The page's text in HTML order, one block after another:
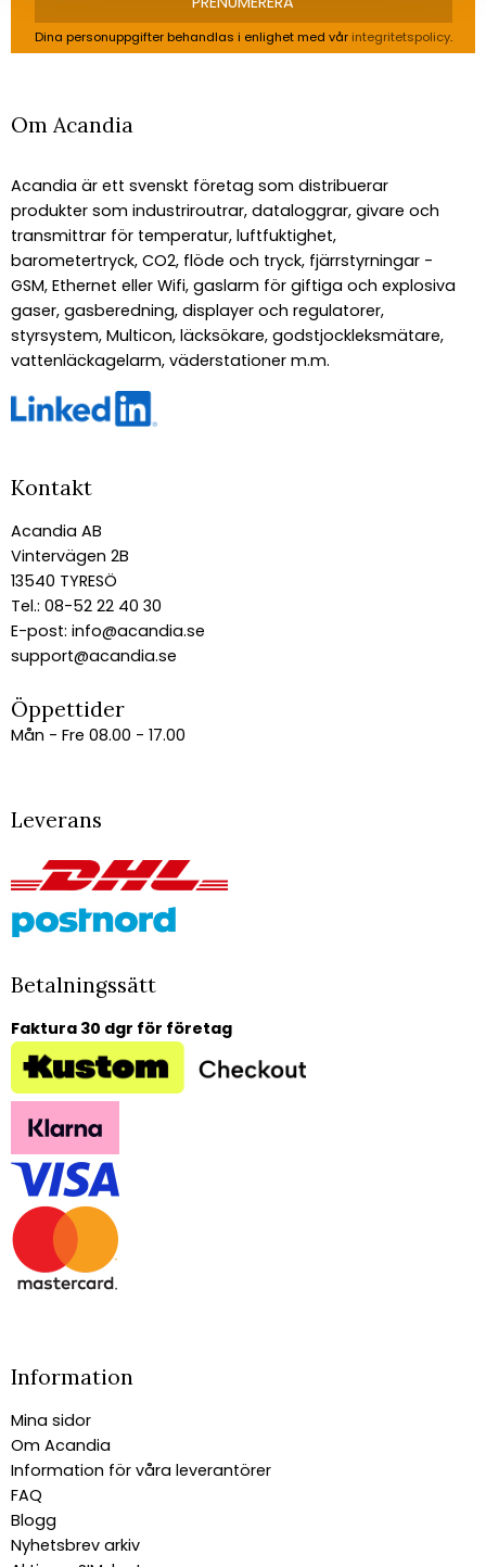
Dina personuppgifter behandlas i enlighet med vår integritetspolicy.
Om Acandia
Acandia är ett svenskt företag som distribuerar
produkter som industriroutrar, dataloggrar, givare och
transmittrar för temperatur, luftfuktighet,
barometertryck, CO2, flöde och tryck, fjärrstyrningar -
GSM, Ethernet eller Wifi, gaslarm för giftiga och explosiva
gaser, gasberedning, displayer och regulatorer,
styrsystem, Multicon, läcksökare, godstjockleksmätare,
vattenläckagelarm, väderstationer m.m.
Kontakt
Acandia AB
Vintervägen 2B
13540 TYRESÖ
Tel.: 08-52 22 40 30
E-post: info@acandia.se
support@acandia.se
Öppettider
Mån - Fre 08.00 - 17.00
Leverans
Betalningssätt
Faktura 30 dgr för företag
Information
Mina sidor
Om Acandia
Information för våra leverantörer
FAQ
Blogg
Nyhetsbrev arkiv